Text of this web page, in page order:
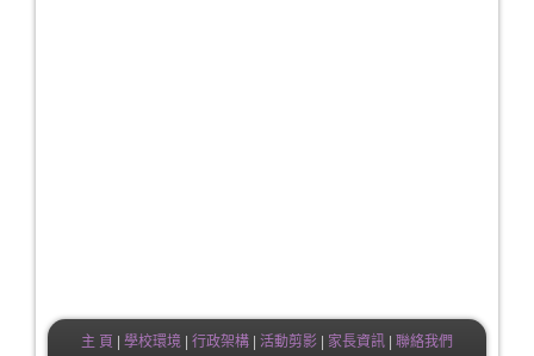
主 頁 學校環境| 行政架構| 活動剪影| 家長資訊| 聯絡我們